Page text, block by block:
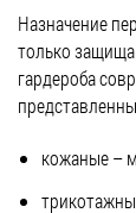
Назначение
только
гардероба
кожаные –